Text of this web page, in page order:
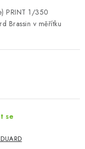
PRINT 1/350
Brassin v měřítku
se